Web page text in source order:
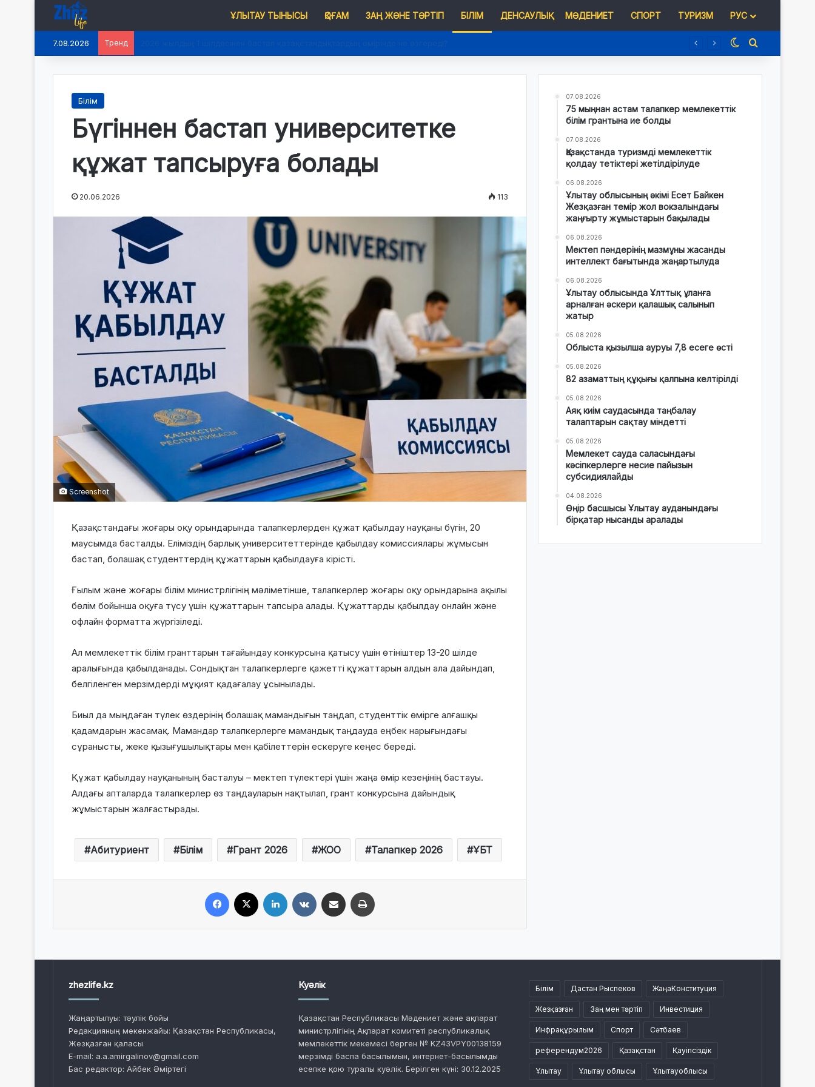
ҰЛЫТАУ ТЫНЫСЫ ҚОҒАМ ЗАҢ ЖӘНЕ ТӘРТІП БІЛІМ ДЕНСАУЛЫҚ МӘДЕНИЕТ СПОРТ ТУРИЗМ РУС
7.08.2026 Тренд Switch skin
Іздеу
Білім
Бүгіннен бастап университетке
құжат тапсыруға болады
20.06.2026 113
Screenshot
Қазақстандағы жоғары оқу орындарында талапкерлерден құжат қабылдау науқаны бүгін, 20
маусымда басталды. Еліміздің барлық университеттерінде қабылдау комиссиялары жұмысын
бастап, болашақ студенттердің құжаттарын қабылдауға кірісті.
Ғылым және жоғары білім министрлігінің мәліметінше, талапкерлер жоғары оқу орындарына ақылы
бөлім бойынша оқуға түсу үшін құжаттарын тапсыра алады. Құжаттарды қабылдау онлайн және
офлайн форматта жүргізіледі.
Ал мемлекеттік білім гранттарын тағайындау конкурсына қатысу үшін өтініштер 13-20 шілде
аралығында қабылданады. Сондықтан талапкерлерге қажетті құжаттарын алдын ала дайындап,
белгіленген мерзімдерді мұқият қадағалау ұсынылады.
Биыл да мыңдаған түлек өздерінің болашақ мамандығын таңдап, студенттік өмірге алғашқы
қадамдарын жасамақ. Мамандар талапкерлерге мамандық таңдауда еңбек нарығындағы
сұранысты, жеке қызығушылықтары мен қабілеттерін ескеруге кеңес береді.
Құжат қабылдау науқанының басталуы – мектеп түлектері үшін жаңа өмір кезеңінің бастауы.
Алдағы апталарда талапкерлер өз таңдауларын нақтылап, грант конкурсына дайындық
жұмыстарын жалғастырады.
Абитуриент Білім Грант 2026 ЖОО Талапкер 2026 ҰБТ
07.08.2026
75 мыңнан астам талапкер мемлекеттік
білім грантына ие болды
07.08.2026
Қазақстанда туризмді мемлекеттік
қолдау тетіктері жетілдірілуде
06.08.2026
Ұлытау облысының әкімі Есет Байкен
Жезқазған темір жол вокзалындағы
жаңғырту жұмыстарын бақылады
06.08.2026
Мектеп пәндерінің мазмұны жасанды
интеллект бағытында жаңартылуда
06.08.2026
Ұлытау облысында Ұлттық ұланға
арналған әскери қалашық салынып
жатыр
05.08.2026
Облыста қызылша ауруы 7,8 есеге өсті
05.08.2026
82 азаматтың құқығы қалпына келтірілді
05.08.2026
Аяқ киім саудасында таңбалау
талаптарын сақтау міндетті
05.08.2026
Мемлекет сауда саласындағы
кәсіпкерлерге несие пайызын
субсидиялайды
04.08.2026
Өңір басшысы Ұлытау ауданындағы
бірқатар нысанды аралады
zhezlife.kz
Жаңартылуы: тәулік бойы
Редакцияның мекенжайы: Қазақстан Республикасы,
Жезқазған қаласы
E-mail: a.a.amirgalinov@gmail.com
Бас редактор: Айбек Әміртегі
Куәлік
Қазақстан Республикасы Мәдениет және ақпарат
министрлігінің Ақпарат комитеті республикалық
мемлекеттік мекемесі берген № KZ43VPY00138159
мерзімді баспа басылымын, интернет-басылымды
есепке қою туралы куәлік. Берілген күні: 30.12.2025
Білім Дастан Рыспеков ЖаңаКонституция
Жезқазған Заң мен тәртіп Инвестиция
Инфрақұрылым Спорт Сәтбаев
референдум2026 Қазақстан Қауіпсіздік
Ұлытау Ұлытау облысы Ұлытауоблысы